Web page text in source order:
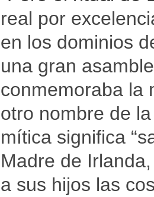
real por
en los dominios
una gran
conmemoraba la
otro nombre de
mítica significa
Madre de
a sus hijos las